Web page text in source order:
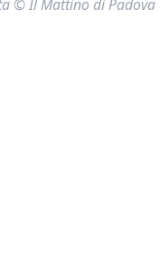
© Il Mattino di Padova